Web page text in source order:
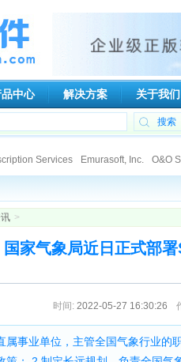
品中心 解决方案 关于我们
Services Emurasoft, Inc. O&O
Globalscape N-stalker Ipswitch
Datakit ActiveXperts Software
>
国家气象局近日正式部
时间: 2022-05-27 16:30:26
属事业单位，主管全国气象行业